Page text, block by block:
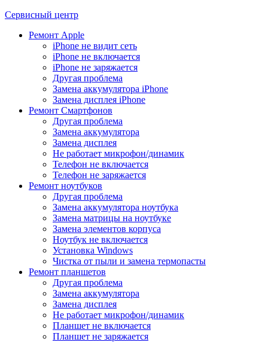
Сервисный центр
Ремонт Apple
iPhone не видит сеть
iPhone не включается
iPhone не заряжается
Другая проблема
Замена аккумулятора iPhone
Замена дисплея iPhone
Ремонт Смартфонов
Другая проблема
Замена аккумулятора
Замена дисплея
Не работает микрофон/динамик
Телефон не включается
Телефон не заряжается
Ремонт ноутбуков
Другая проблема
Замена аккумулятора ноутбука
Замена матрицы на ноутбуке
Замена элементов корпуса
Ноутбук не включается
Установка Windows
Чистка от пыли и замена термопасты
Ремонт планшетов
Другая проблема
Замена аккумулятора
Замена дисплея
Не работает микрофон/динамик
Планшет не включается
Планшет не заряжается